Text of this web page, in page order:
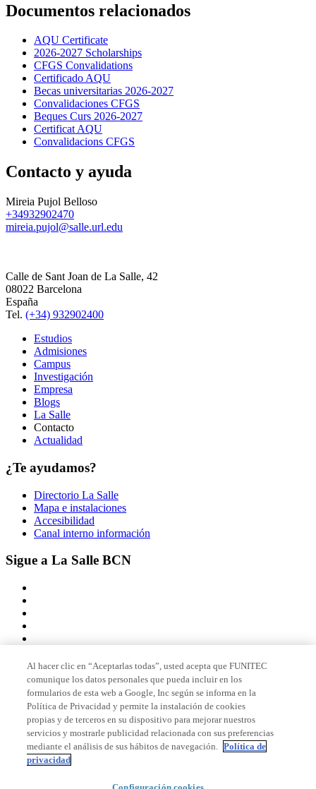
Documentos relacionados
AQU Certificate
2026-2027 Scholarships
CFGS Convalidations
Certificado AQU
Becas universitarias 2026-2027
Convalidaciones CFGS
Beques Curs 2026-2027
Certificat AQU
Convalidacions CFGS
Contacto y ayuda
Mireia Pujol Belloso
+34932902470
mireia.pujol@salle.url.edu
Calle de Sant Joan de La Salle, 42
08022 Barcelona
España
Tel. (+34) 932902400
Estudios
Admisiones
Campus
Investigación
Empresa
Blogs
La Salle
Contacto
Actualidad
¿Te ayudamos?
Directorio La Salle
Mapa e instalaciones
Accesibilidad
Canal interno información
Sigue a La Salle BCN
Miembro de
Acreditaciones
Al hacer clic en “Aceptarlas todas”, usted acepta que FUNITEC
comunique los datos personales que pueda incluir en los
formularios de esta web a Google, Inc según se informa en la
Política de Privacidad y permite la instalación de cookies
propias y de terceros en su dispositivo para mejorar nuestros
servicios y mostrarle publicidad relacionada con sus preferencias
mediante el análisis de sus hábitos de navegación. Política de
privacidad